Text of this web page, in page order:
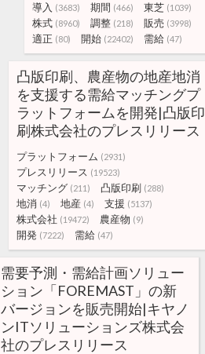
導入 (3683) 期間 (466) 東芝 (1039)
株式 (8960) 調整 (218) 販売 (3998)
適正 (80) 開始 (22402) 需給 (47)
凸版印刷、農産物の地産地消
を支援する需給マッチングプ
ラットフォームを開発|凸版印
刷株式会社のプレスリリース
プラットフォーム (2931)
プレスリリース (19523)
マッチング (211) 凸版印刷 (288)
地消 (4) 地産 (4) 支援 (5137)
株式会社 (19472) 農産物 (9)
開発 (7222) 需給 (47)
需要予測・需給計画ソリュー
ション「FOREMAST」の新
バージョンを販売開始|キヤノ
ンITソリューションズ株式会
社のプレスリリース